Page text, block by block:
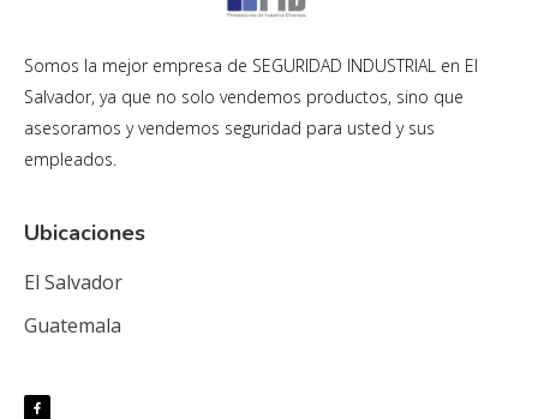
Somos la mejor empresa de SEGURIDAD INDUSTRIAL en El
Salvador, ya que no solo vendemos productos, sino que
asesoramos y vendemos seguridad para usted y sus
empleados.
Ubicaciones
El Salvador
Guatemala